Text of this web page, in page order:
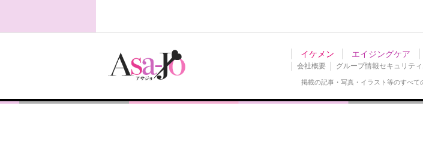
イケメン エイジングケア
会社概要 グループ情報セキュリテ
掲載の記事・写真・イラスト等のすべて